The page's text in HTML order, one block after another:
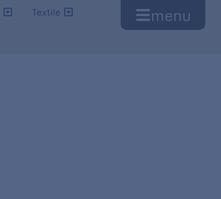
Textile menu